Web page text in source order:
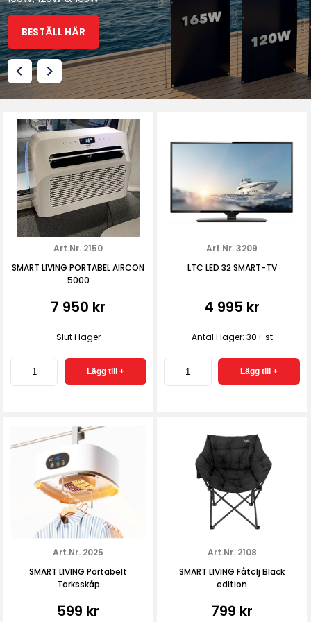
BESTÄLL HÄR
LÄS MER
LÄS MER
LÄS MER
Art.Nr. 2150
SMART LIVING PORTABEL AIRCON
5000
7 950 kr
Slut i lager
Art.Nr. 3209
LTC LED 32 SMART-TV
4 995 kr
Antal i lager: 30+ st
Art.Nr. 2025
SMART LIVING Portabelt
Torksskåp
599 kr
Art.Nr. 2108
SMART LIVING Fåtölj Black
edition
799 kr